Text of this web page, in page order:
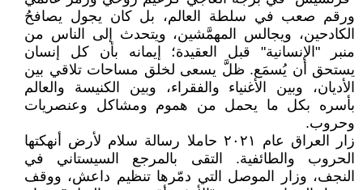
ورقم صعب في سلطة العالم، بل كان يجول يصافحُ
الكادحين، ويجالس المهمَّشين، ويتحدث إلى الناس من
منبر "الإنسانية" قبل العقيدة؛ إيمانه بأن كل إنسان
يستحق أن يُسمَع. ظلَّ يسعى لخلق مساحات تلاقي بين
الأديان، وبين الأغنياء والفقراء، وبين الكنيسة والعالم
بأسره بكل ما يحمل من هموم ومشاكل وعنصريات
وحروب.
زار العراق عام ٢٠٢١ حاملا رسالة سلام لأرض أنهكتها
الحروب والطائفية. التقى بالمرجع السيستاني في
النجف، وزار الموصل التي دمّرها تنظيم داعش، ووقف